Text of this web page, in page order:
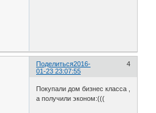
Поделиться 4
2016-
01-23 23:07:55
Покупали дом бизнес класса ,
а получили эконом:(((